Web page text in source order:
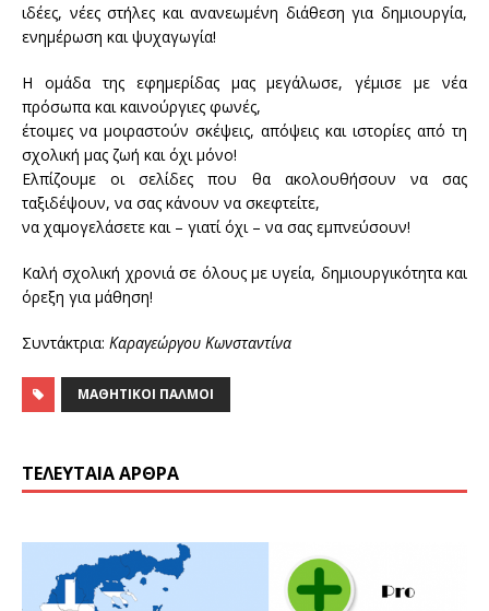
ιδέες, νέες στήλες και ανανεωμένη διάθεση για δημιουργία,
ενημέρωση και ψυχαγωγία!
Η ομάδα της εφημερίδας μας μεγάλωσε, γέμισε με νέα
πρόσωπα και καινούργιες φωνές,
έτοιμες να μοιραστούν σκέψεις, απόψεις και ιστορίες από τη
σχολική μας ζωή και όχι μόνο!
Ελπίζουμε οι σελίδες που θα ακολουθήσουν να σας
ταξιδέψουν, να σας κάνουν να σκεφτείτε,
να χαμογελάσετε και – γιατί όχι – να σας εμπνεύσουν!
Καλή σχολική χρονιά σε όλους με υγεία, δημιουργικότητα και
όρεξη για μάθηση!
Συντάκτρια: Καραγεώργου Κωνσταντίνα
ΜΑΘΗΤΙΚΟΙ ΠΑΛΜΟΙ
ΤΕΛΕΥΤΑΊΑ ΆΡΘΡΑ